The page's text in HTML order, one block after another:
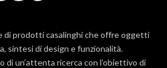
di prodotti casalinghi che offre oggetti
sintesi di design e funzionalità.
un’attenta ricerca con l’obiettivo di